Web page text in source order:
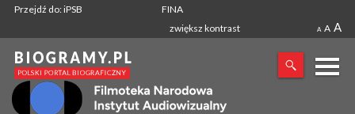
Przejdź do: iPSB
FINA
zwiększ kontrast
A A A